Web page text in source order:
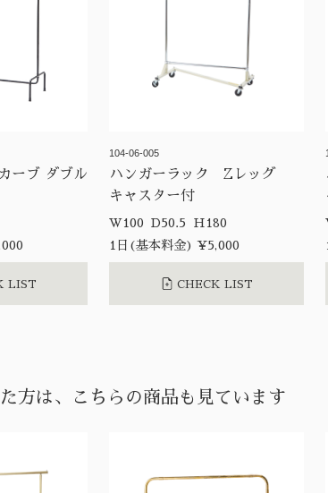
ーブ ダブル
LIST
104-06-005
ハンガーラック Zレッグ
キャスター付
W100 D50.5 H180
1日(基本料金) ¥5,000
CHECK LIST
方は、こちらの商品も見ています